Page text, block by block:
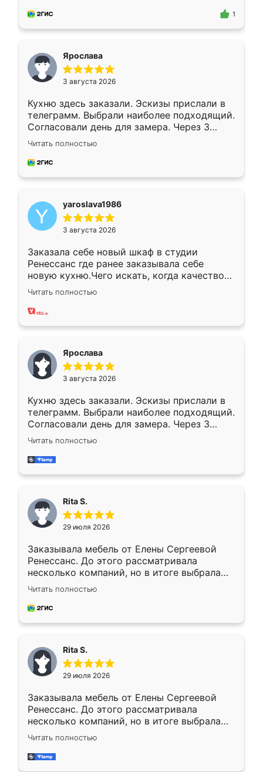
предложил по моему эскизу самый
1
Ярослава
3 августа 2026
Кухню здесь заказали. Эскизы прислали в
телеграмм. Выбрали наиболее подходящий.
Согласовали день для замера. Через 3
недели кухня была уже готова. Остались
довольны работой. Спасибо Ренессанс
мебель за качественную работу!
Читать полностью
yaroslava1986
3 августа 2026
Заказала себе новый шкаф в студии
Ренессанс где ранее заказывала себе
новую кухню.Чего искать, когда качеством
вполне довольна. Служит кухня уже почти
два года, нареканий нет.
Читать полностью
Ярослава
3 августа 2026
Кухню здесь заказали. Эскизы прислали в
телеграмм. Выбрали наиболее подходящий.
Согласовали день для замера. Через 3
недели кухня была уже готова. Остались
довольны работой. Спасибо Ренессанс
мебель за качественную работу!
Читать полностью
Rita S.
29 июля 2026
Заказывала мебель от Елены Сергеевой
Ренессанс. До этого рассматривала
несколько компаний, но в итоге выбрала
эту. Сначала обговорили условия, потом
приехал замерщик, всё спокойно объяснил
и снял размеры. Изготовили в срок, с
каких-либо доработок. Качеством осталась
довольна, все выглядит так, как и ожидала.
Читать полностью
Rita S.
29 июля 2026
Заказывала мебель от Елены Сергеевой
Ренессанс. До этого рассматривала
несколько компаний, но в итоге выбрала
эту. Сначала обговорили условия, потом
приехал замерщик, всё спокойно объяснил
и снял размеры. Изготовили в срок, с
Читать полностью